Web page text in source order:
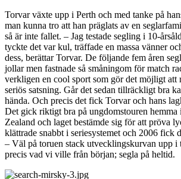
Torvar växte upp i Perth och med tanke på
man kunna tro att han präglats av en
så är inte fallet. – Jag testade segling i 10-
tyckte det var kul, träffade en massa vänner
dess, berättar Torvar. De följande fem åren
jollar men fastnade så småningom för match
verkligen en cool sport som gör det möjligt att
seriös satsning. Går det sedan tillräckligt bra
hända. Och precis det fick Torvar och hans
Det gick riktigt bra på ungdomstouren
Zealand och laget bestämde sig för att pröva
klättrade snabbt i seriesystemet och 2006 fick
– Väl på toruen stack utvecklingskurvan upp i
precis vad vi ville från början; segla på heltid.